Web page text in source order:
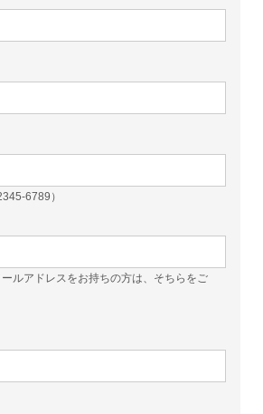
6789）
ルアドレスをお持ちの方は、そちらをご